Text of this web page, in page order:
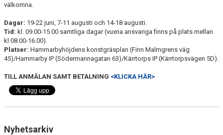
välkomna.
Dagar: 19-22 juni, 7-11 augusti och 14-18 augusti.
Tid: kl. 09.00-15.00 samtliga dagar (vuxna ansvariga finns på plats mellan
kl 08.00-16.00).
Platser: Hammarbyhöjdens konstgräsplan (Finn Malmgrens väg
45)/Hammarby IP (Södermannagatan 63)/Kärrtorps IP (Kärrtorpsvägen 5D).
TILL ANMÄLAN SAMT BETALNING <KLICKA HÄR>
Nyhetsarkiv